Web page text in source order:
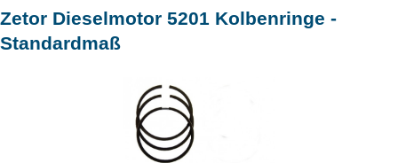
Zetor Dieselmotor 5201 Kolbenringe -
Standardmaß